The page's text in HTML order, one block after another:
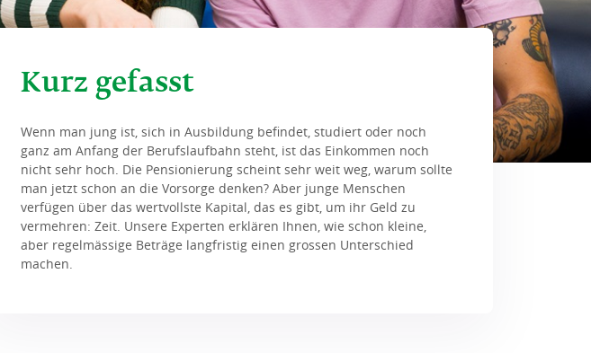
Kurz gefasst
Wenn man jung ist, sich in Ausbildung befindet, studiert oder noch
ganz am Anfang der Berufslaufbahn steht, ist das Einkommen noch
nicht sehr hoch. Die Pensionierung scheint sehr weit weg, warum sollte
man jetzt schon an die Vorsorge denken? Aber junge Menschen
verfügen über das wertvollste Kapital, das es gibt, um ihr Geld zu
vermehren: Zeit. Unsere Experten erklären Ihnen, wie schon kleine,
aber regelmässige Beträge langfristig einen grossen Unterschied
machen.